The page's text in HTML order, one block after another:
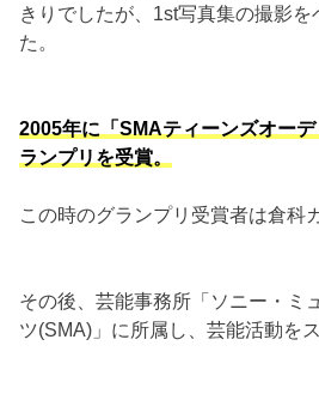
きりでしたが、1st写真集の撮影を
た。
2005年に「SMAティーンズオー
ランプリを受賞。
この時のグランプリ受賞者は倉科
その後、芸能事務所「ソニー・ミ
ツ(SMA)」に所属し、芸能活動をス